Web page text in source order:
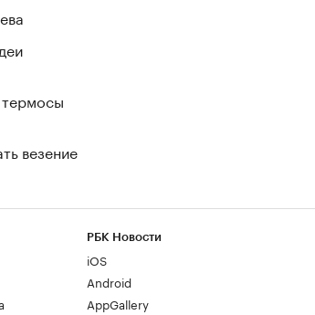
везение
РБК Новости
iOS
Android
AppGallery